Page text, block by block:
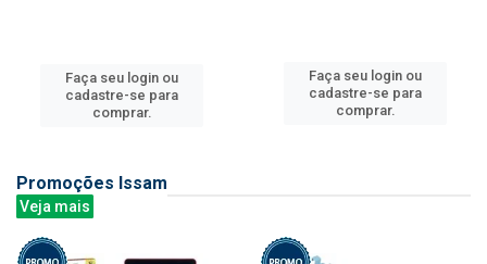
Faça seu login ou
cadastre-se para
comprar.
Faça seu login ou
cadastre-se para
comprar.
Promoções Issam
Veja mais